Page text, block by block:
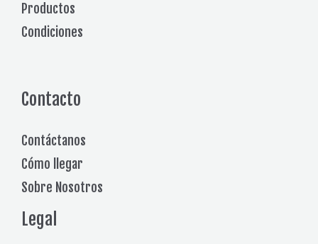
Productos
Condiciones
Contacto
Contáctanos
Cómo llegar
Sobre Nosotros
Legal